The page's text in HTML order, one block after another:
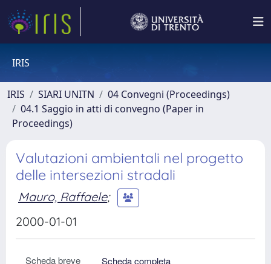
IRIS
IRIS SIARI UNITN
04 Convegni (Proceedings)
04.1 Saggio in atti di convegno (Paper in
Proceedings)
Valutazioni ambientali nel progetto
delle intersezioni stradali
Mauro, Raffaele;
2000-01-01
Scheda breve
Scheda completa